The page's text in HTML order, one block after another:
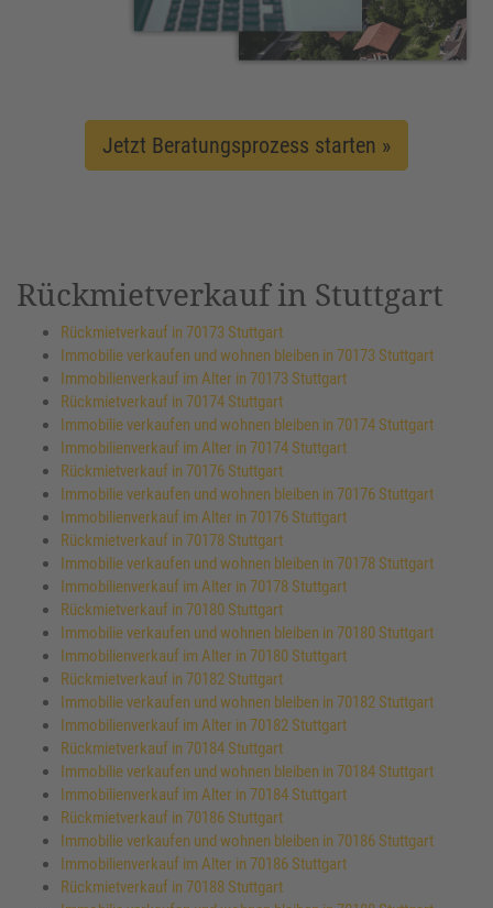
Jetzt Beratungsprozess starten »
Rückmietverkauf in Stuttgart
Rückmietverkauf in 70173 Stuttgart
Immobilie verkaufen und wohnen bleiben in 70173 Stuttgart
Immobilienverkauf im Alter in 70173 Stuttgart
Rückmietverkauf in 70174 Stuttgart
Immobilie verkaufen und wohnen bleiben in 70174 Stuttgart
Immobilienverkauf im Alter in 70174 Stuttgart
Rückmietverkauf in 70176 Stuttgart
Immobilie verkaufen und wohnen bleiben in 70176 Stuttgart
Immobilienverkauf im Alter in 70176 Stuttgart
Rückmietverkauf in 70178 Stuttgart
Immobilie verkaufen und wohnen bleiben in 70178 Stuttgart
Immobilienverkauf im Alter in 70178 Stuttgart
Rückmietverkauf in 70180 Stuttgart
Immobilie verkaufen und wohnen bleiben in 70180 Stuttgart
Immobilienverkauf im Alter in 70180 Stuttgart
Rückmietverkauf in 70182 Stuttgart
Immobilie verkaufen und wohnen bleiben in 70182 Stuttgart
Immobilienverkauf im Alter in 70182 Stuttgart
Rückmietverkauf in 70184 Stuttgart
Immobilie verkaufen und wohnen bleiben in 70184 Stuttgart
Immobilienverkauf im Alter in 70184 Stuttgart
Rückmietverkauf in 70186 Stuttgart
Immobilie verkaufen und wohnen bleiben in 70186 Stuttgart
Immobilienverkauf im Alter in 70186 Stuttgart
Rückmietverkauf in 70188 Stuttgart